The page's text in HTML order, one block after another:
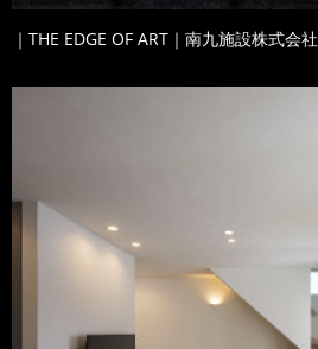
｜THE EDGE OF ART｜南九施設株式会社